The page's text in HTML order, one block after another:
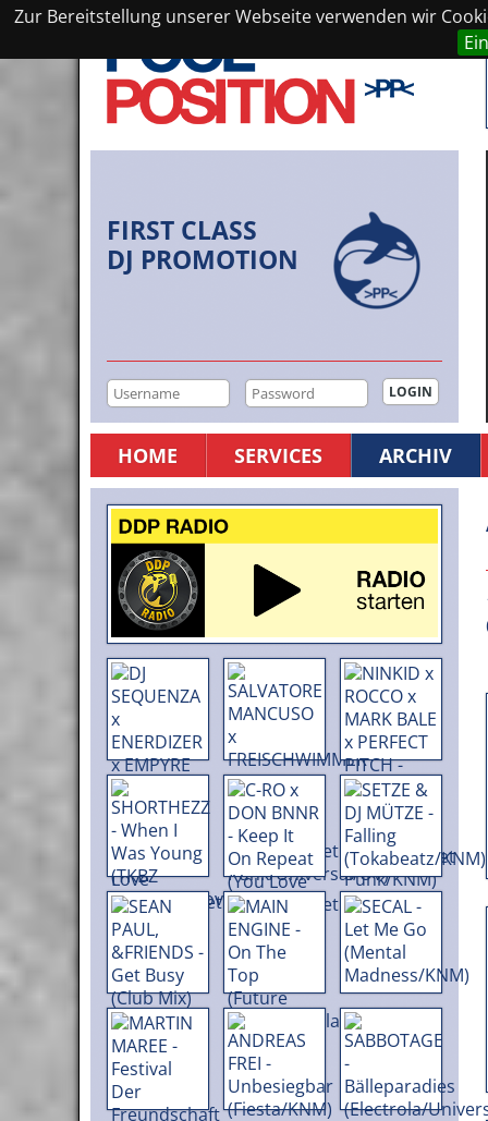
Zur Bereitstellung unserer Webseite verwenden wir
FIRST CLASS
DJ PROMOTION
HOME SERVICES ARCHIV